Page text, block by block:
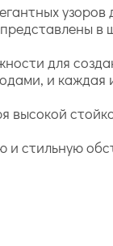
для
и каждая
стильную